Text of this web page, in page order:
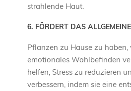
strahlende Haut.
6. FÖRDERT DAS
Pflanzen zu Hause zu
emotionales Wohlbefinden
helfen, Stress zu reduzieren
verbessern, indem sie eine